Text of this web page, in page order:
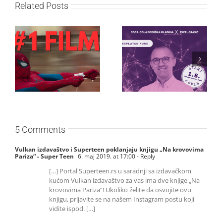
Related Posts
Najuspešnije otvaranje
studijskog filma u Srbiji:
Spajdermen: Novi dan
oborio rekord već prvog
vikenda
Priključi se besplatnoj
regionalnoj AI edukaciji
i nauči kako da
veštačku inteligenciju
primeniš u praksi
5 Comments
Vulkan izdavaštvo i Superteen poklanjaju knjigu „Na krovovima
Pariza“ - Super Teen 6. maj 2019. at 17:00- Reply
[…] Portal Superteen.rs u saradnji sa izdavačkom
kućom Vulkan izdavaštvo za vas ima dve knjige „Na
krovovima Pariza”! Ukoliko želite da osvojite ovu
knjigu, prijavite se na našem Instagram postu koji
vidite ispod. […]